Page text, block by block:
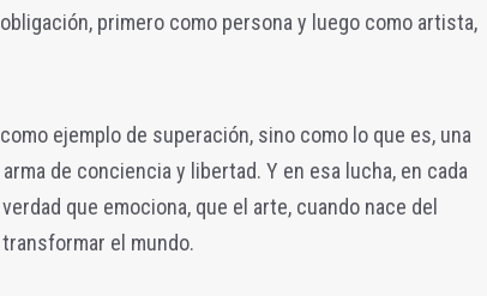
primero como persona y luego como artista,
ejemplo de superación, sino como lo que es, una
de conciencia y libertad. Y en esa lucha, en cada
que emociona, que el arte, cuando nace del
el mundo.